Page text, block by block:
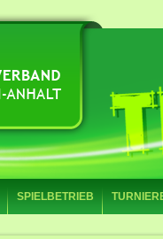
SPIELBETRIEB